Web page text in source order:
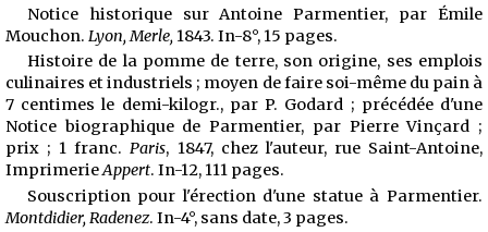
Notice historique sur Antoine Parmentier, par Émile
Mouchon. Lyon, Merle, 1843. In-8°, 15 pages.
Histoire de la pomme de terre, son origine, ses emplois
culinaires et industriels ; moyen de faire soi-même du pain à
7 centimes le demi-kilogr., par P. Godard ; précédée d'une
Notice biographique de Parmentier, par Pierre Vinçard ;
prix ; 1 franc.Paris, 1847, chez l'auteur, rue Saint-Antoine,
ImprimerieAppert. In-12, 111 pages.
Souscription pour l'érection d'une statue à Parmentier.
Montdidier, Radenez. In-4°, sans date, 3 pages.